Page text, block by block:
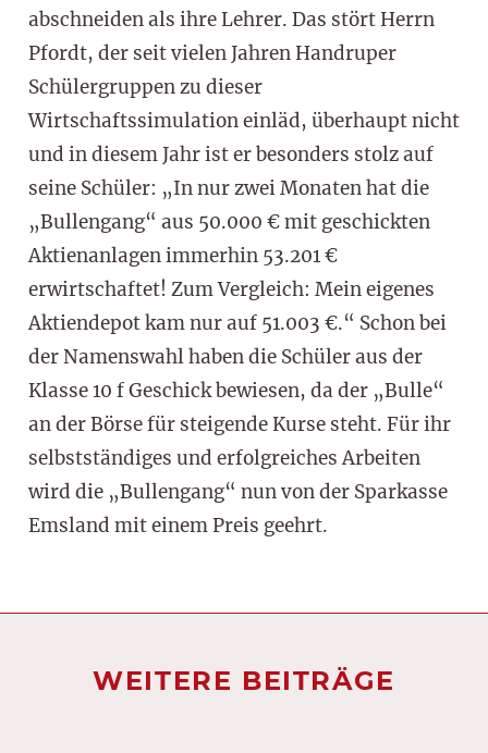
abschneiden als ihre Lehrer. Das stört Herrn
Pfordt, der seit vielen Jahren Handruper
Schülergruppen zu dieser
Wirtschaftssimulation einläd, überhaupt nicht
und in diesem Jahr ist er besonders stolz auf
seine Schüler: „In nur zwei Monaten hat die
„Bullengang“ aus 50.000 € mit geschickten
Aktienanlagen immerhin 53.201 €
erwirtschaftet! Zum Vergleich: Mein eigenes
Aktiendepot kam nur auf 51.003 €.“ Schon bei
der Namenswahl haben die Schüler aus der
Klasse 10 f Geschick bewiesen, da der „Bulle“
an der Börse für steigende Kurse steht. Für ihr
selbstständiges und erfolgreiches Arbeiten
wird die „Bullengang“ nun von der Sparkasse
Emsland mit einem Preis geehrt.
WEITERE BEITRÄGE